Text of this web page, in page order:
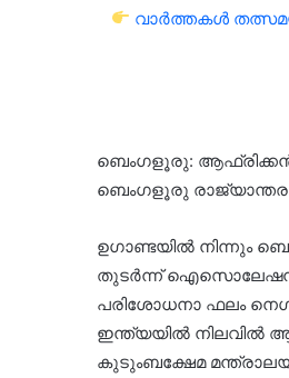
വാർത്തകൾ
ബെംഗളൂരു: ആഫ്രിക്കൻ
ബെംഗളൂരു രാജ്യാന്തര
ഉഗാണ്ടയിൽ നിന്നും
തുടർന്ന് ഐസൊലേഷനിൽ
പരിശോധനാ ഫലം
ഇന്ത്യയിൽ നിലവിൽ
കുടുംബക്ഷേമ